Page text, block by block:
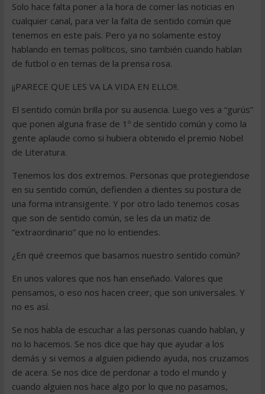
Solo hace falta poner a la hora de comer las noticias en
cualquier canal, para ver la falta de sentido común que
tenemos en este país. Pero ya no solamente estoy
hablando en temas políticos, sino también cuando hablan
de futbol o en temas de la prensa rosa.
¡¡PARECE QUE LES VA LA VIDA EN ELLO!!.
El sentido común brilla por su ausencia. Luego ves a “gurús”
que ponen alguna frase de 1º de sentido común y como la
gente aplaude como si hubiera obtenido el premio Nobel
de Literatura.
Tenemos los dos extremos. Personas que protegiendose
en su sentido común, defienden a dientes su postura de
una forma intransigente. Y por otro lado tenemos cosas
que son de sentido común, se les da un matiz de
“extraordinario” que no lo entiendes.
¿En qué creemos que basamos nuestro sentido común?
En unos valores que nos han enseñado. Valores que
pensamos, o eso nos hacen creer, que son universales. Y
no es así.
Se nos habla de escuchar a las personas cuando hablan, y
no lo hacemos. Se nos dice que hay que ayudar a los
demás y si vemos a alguien pidiendo ayuda, nos cruzamos
de acera. Se nos dice de perdonar a todo el mundo y
cuando alguien nos hace algo por lo que no pasamos,